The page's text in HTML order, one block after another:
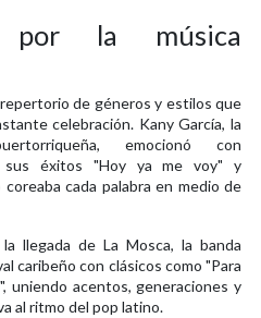
por la música
de géneros y estilos que
celebración. Kany García, la
emocionó con
sus éxitos "Hoy ya me voy" y
cada palabra en medio de
llegada de La Mosca, la banda
caribeño con clásicos como "Para
uniendo acentos, generaciones y
al ritmo del pop latino.